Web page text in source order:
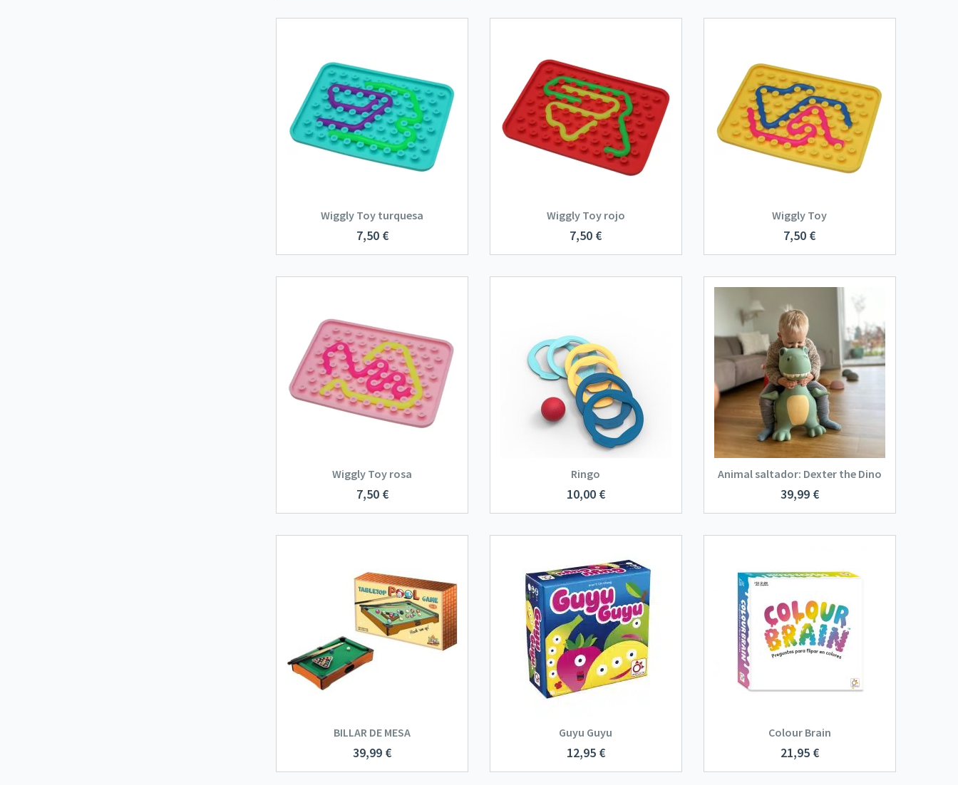
Wiggly Toy turquesa
7,50 €
Wiggly Toy rojo
7,50 €
Wiggly Toy
7,50 €
Wiggly Toy rosa
7,50 €
Ringo
10,00 €
Animal saltador: Dexter the Dino
39,99 €
BILLAR DE MESA
39,99 €
Guyu Guyu
12,95 €
Colour Brain
21,95 €